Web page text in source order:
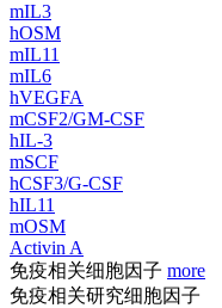
mIL3
hOSM
mIL11
mIL6
hVEGFA
mCSF2/GM-CSF
hIL-3
mSCF
hCSF3/G-CSF
hIL11
mOSM
Activin A
免疫相关细胞因子 more
免疫相关研究细胞因子